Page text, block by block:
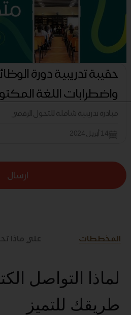
حقيبة تدريبية دورة
واضطرابات اللغة
مبادرة تدريبية شاملة للتحول الرقمي
14 أبريل 2024
ارسال
المخططات علي ماذا
لماذا التواصل
طريقك للتميز